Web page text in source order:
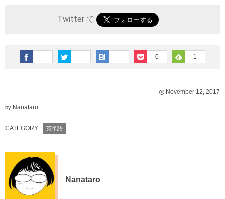
Twitter で
0 1
November 12, 2017
by Nanataro
CATEGORY : 英単語
Nanataro